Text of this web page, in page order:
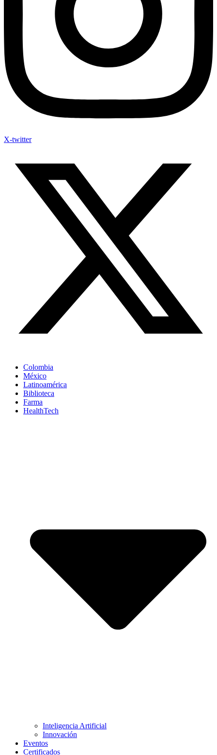
X-twitter
Colombia
México
Latinoamérica
Biblioteca
Farma
HealthTech
Inteligencia Artificial
Innovación
Eventos
Certificados